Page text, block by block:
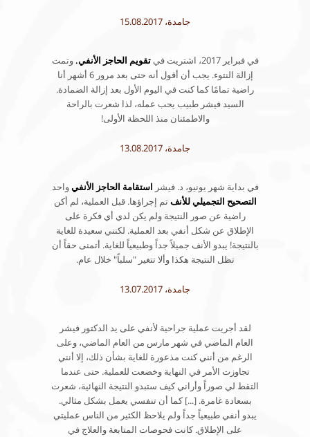
جامدة، 15.08.2017
في فبراير 2017، اشتريت في تقويم الحاجز الأنفي. وتمت
إزالة النتوء. يجب أن أقول أنه حتى بعد مرور 6 أشهر أنا
راضية تمامًا كما كنت في اليوم الأول بعد إزالة الضمادة.
السيد فيشر طبيب يحب عمله، لذا شعرت بالراحة
والاطمئنان منذ اللحظة الأولى!
جامدة، 13.08.2017
في بداية شهر يونيو، د. فيشر استقامة الحاجز الأنفيواحد
التصحيح التجميلي للأنفتم إجراؤها. قبل العملية، لم أكن
راضية عن صور النتيجة ولم يكن لدي أي فكرة على
الإطلاق عن شكل أنفي بعد العملية. لكنني سعيدة للغاية
بالنتيجة! يبدو الأنف جميلاً جداً وطبيعياً للغاية. أتمنى حقاً أن
تظل النتيجة هكذا وألا تتغير "سلباً" خلال عام.
جامدة، 13.07.2017
لقد أجريت عملية جراحية لأنفي على يد الدكتور فيشر
العام الماضي في شهر مارس من العام الماضي، وعلى
الرغم من أنني كنت مذعورة للغاية بشأن ذلك، إلا أنني
تجاوزت الأمر في النهاية وخضعت للعملية. حتى عندما
التقط لي صوراً وأراني كيف ستبدو النتيجة النهائية، شعرت
بسعادة غامرة. [...] كما أن تنفسي يعمل بشكل مثالي.
يبدو أنفي طبيعياً جداً ولم يلاحظ الكثير من الناس عمليتي
على الإطلاق. كانت فحوصات المتابعة والعلاج في